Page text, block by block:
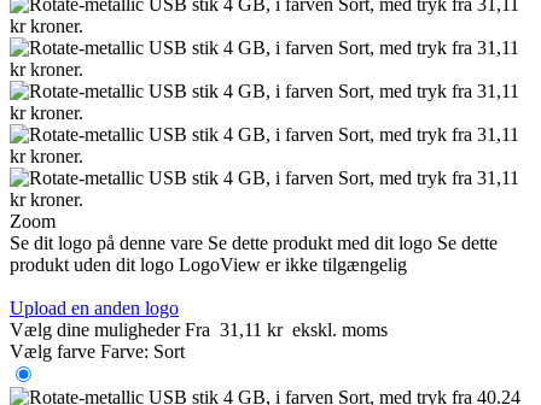
Zoom
Se dit logo på denne vare Se dette produkt med dit logo Se dette
produkt uden dit logo LogoView er ikke tilgængelig
Upload en anden logo
Vælg dine muligheder Fra 31,11 kr ekskl. moms
Vælg farve Farve: Sort